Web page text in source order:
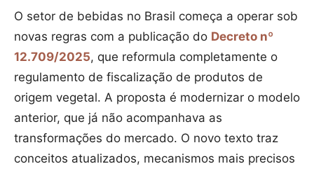
O setor de bebidas no Brasil começa a operar sob
novas regras com a publicação do Decreto nº
12.709/2025, que reformula completamente o
regulamento de fiscalização de produtos de
origem vegetal. A proposta é modernizar o modelo
anterior, que já não acompanhava as
transformações do mercado. O novo texto traz
conceitos atualizados, mecanismos mais precisos